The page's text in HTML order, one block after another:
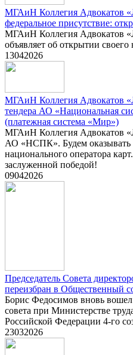
МГАиН Коллегия Адвокатов
федеральное присутствие:
МГАиН Коллегия Адвокатов
объявляет об открытии
13042026
МГАиН Коллегия Адвокатов
тендера АО «Национальная
(платежная система «Мир»)
МГАиН Коллегия Адвокатов
АО «НСПК». Будем оказывать
национального оператора
заслуженной победой!
09042026
Председатель Совета
переизбран в Общественный
Борис Федосимов вновь
совета при Министерстве
Российской Федерации 4-го
23032026